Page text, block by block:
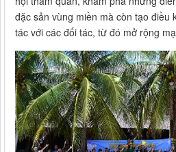
đặc sản vùng miền mà còn tạo điều
tác với các đối tác, từ đó mở rộng